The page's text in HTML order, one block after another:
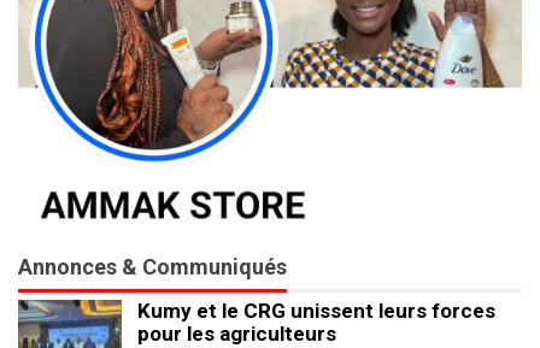
Annonces & Communiqués
Kumy et le CRG unissent leurs forces
pour les agriculteurs